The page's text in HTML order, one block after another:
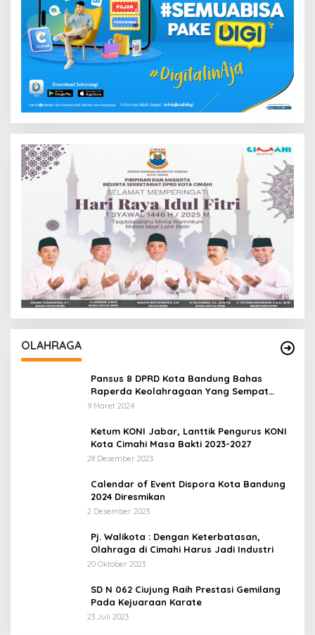
OLAHRAGA
Pansus 8 DPRD Kota Bandung Bahas
Raperda Keolahragaan Yang Sempat
Tertunda
9 Maret 2024
Ketum KONI Jabar, Lanttik Pengurus KONI
Kota Cimahi Masa Bakti 2023-2027
28 Desember 2023
Calendar of Event Dispora Kota Bandung
2024 Diresmikan
2 Desember 2023
Pj. Walikota : Dengan Keterbatasan,
Olahraga di Cimahi Harus Jadi Industri
20 Oktober 2023
SD N 062 Ciujung Raih Prestasi Gemilang
Pada Kejuaraan Karate
23 Juli 2023